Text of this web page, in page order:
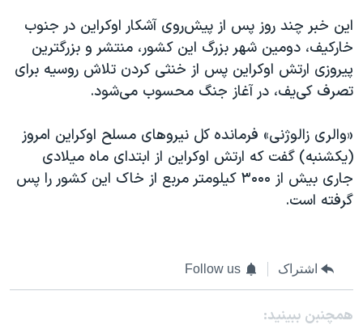
این خبر چند روز پس از پیش‌روی آشکار اوکراین در جنوب
خارکیف، دومین شهر بزرگ این کشور، منتشر و بزرگترین
پیروزی ارتش اوکراین پس از خنثی کردن تلاش روسیه برای
تصرف کی‌یف، در آغاز جنگ محسوب می‌شود.
«والری زالوژنی» فرمانده کل نیروهای مسلح اوکراین امروز
(یکشنبه) گفت که ارتش اوکراین از ابتدای ماه میلادی
جاری بیش از ۳۰۰۰ کیلومتر مربع از خاک این کشور را پس
گرفته است.
اشتراک Follow us
همچنبن ببینید: